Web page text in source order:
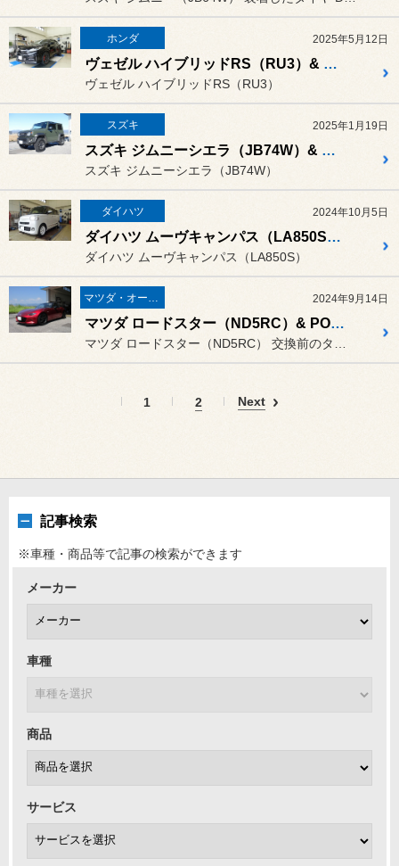
ホンダ 2025年5月12日
ヴェゼル ハイブリッドRS（RU3）& POTENZA RE-71RS（ポテンザ アールイー･ナナイチアールエス）
ヴェゼル ハイブリッドRS（RU3）
スズキ 2025年1月19日
スズキ ジムニーシエラ（JB74W）& BLIZZAK DM-V2（ブリザック ディーエム ブイツー）
スズキ ジムニーシエラ（JB74W）
ダイハツ 2024年10月5日
ダイハツ ムーヴキャンパス（LA850S）& REGNO GR-Leggera（レグノ ジーアール ・レジェーラ）
ダイハツ ムーヴキャンパス（LA850S）
2024年9月14日
マツダ ロードスター（ND5RC）& POTENZA RE-71RS（ポテンザ アールイー･ナナイチアールエス）
1 2 Next
記事検索
※車種・商品等で記事の検索ができます
メーカー
車種
商品
サービス